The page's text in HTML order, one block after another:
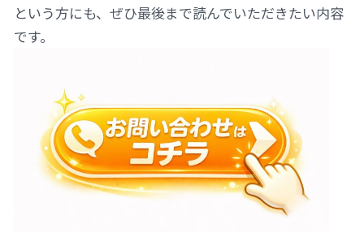
という方にも、ぜひ最後まで読んでいただきたい内容
です。